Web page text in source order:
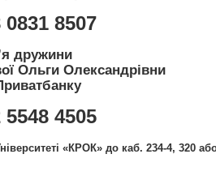
0831 8507
дружини
Ольги Олександрівни
5548 4505
«КРОК» до каб. 234-4, 320